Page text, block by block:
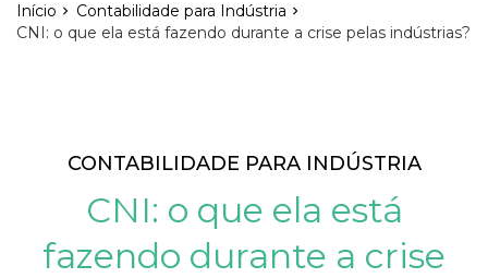
Início
Contabilidade para Indústria
CNI: o que ela está fazendo durante a crise pelas indústrias?
CONTABILIDADE PARA INDÚSTRIA
CNI: o que ela está
fazendo durante a crise